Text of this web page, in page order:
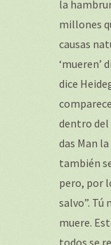
la
millones
causas
‘mueren’
dice
dentro del
das Man
también
pero, por
salvo”. Tú
muere.
todos se